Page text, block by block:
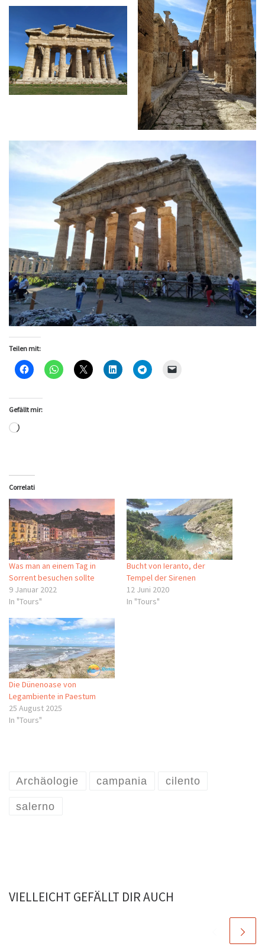
Teilen mit:
Gefällt mir:
Wird geladen …
Correlati
Was man an einem Tag in
Sorrent besuchen sollte
9 Januar 2022
In "Tours"
Bucht von Ieranto, der
Tempel der Sirenen
12 Juni 2020
In "Tours"
Die Dünenoase von
Legambiente in Paestum
25 August 2025
In "Tours"
Archäologie campania cilento
salerno
VIELLEICHT GEFÄLLT DIR AUCH